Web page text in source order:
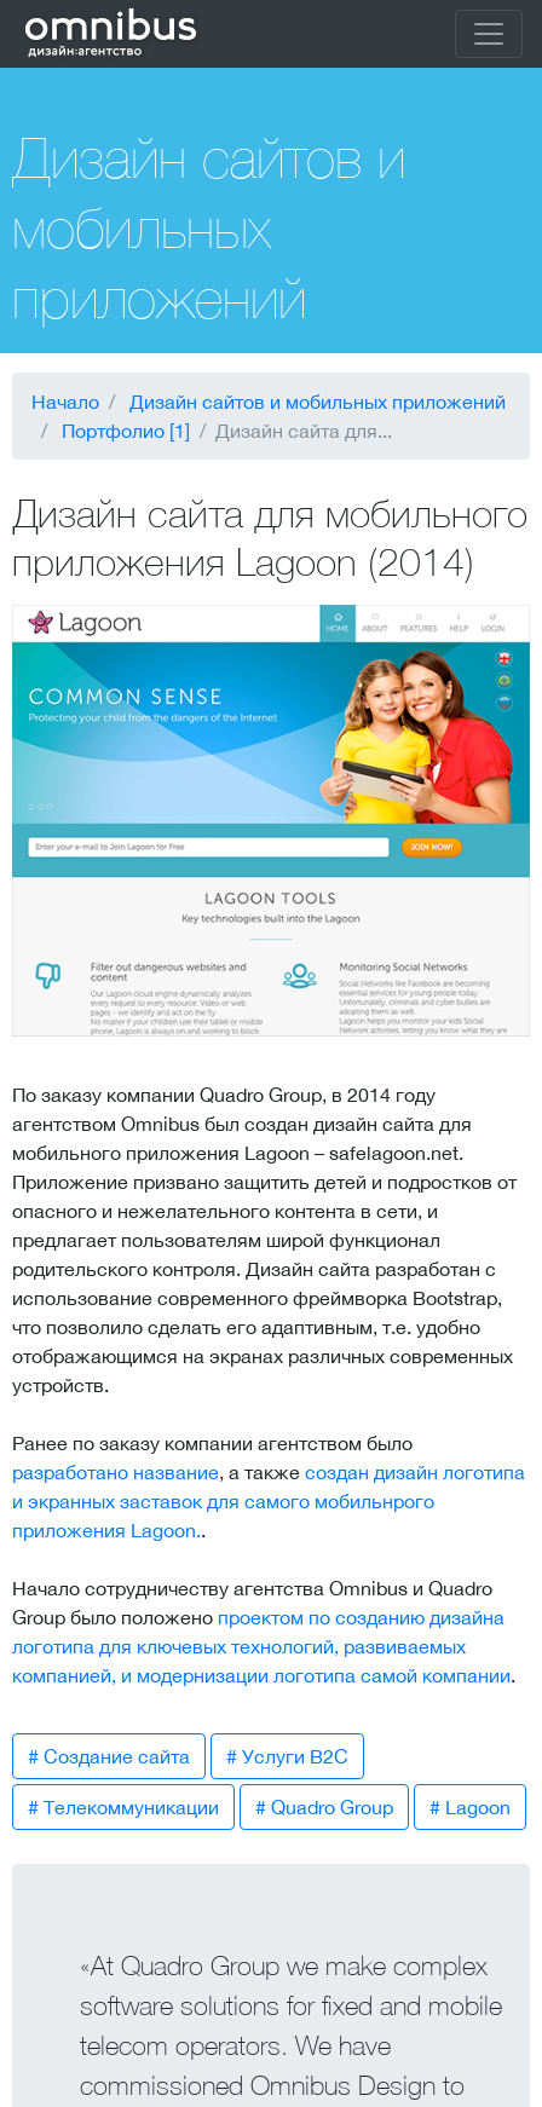
Дизайн сайтов и
мобильных
приложений
Начало
Дизайн сайтов и мобильных приложений
Портфолио [1]
Дизайн сайта для...
Дизайн сайта для мобильного
приложения Lagoon (2014)
По заказу компании Quadro Group, в 2014 году
агентством Omnibus был создан дизайн сайта для
мобильного приложения Lagoon – safelagoon.net.
Приложение призвано защитить детей и подростков от
опасного и нежелательного контента в сети, и
предлагает пользователям широй функционал
родительского контроля. Дизайн сайта разработан с
использование современного фреймворка Bootstrap,
что позволило сделать его адаптивным, т.е. удобно
отображающимся на экранах различных современных
устройств.
Ранее по заказу компании агентством было
разработано название, а также создан дизайн логотипа
и экранных заставок для самого мобильнрого
приложения Lagoon..
Начало сотрудничеству агентства Omnibus и Quadro
Group было положено проектом по созданию дизайна
логотипа для ключевых технологий, развиваемых
компанией, и модернизации логотипа самой компании.
# Создание сайта # Услуги B2C
# Телекоммуникации # Quadro Group # Lagoon
«At Quadro Group we make complex
software solutions for fixed and mobile
telecom operators. We have
commissioned Omnibus Design to